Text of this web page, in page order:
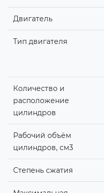
Двигатель
Тип двигателя
Количество и
расположение
цилиндров
Рабочий объём
цилиндров, см3
Степень сжатия